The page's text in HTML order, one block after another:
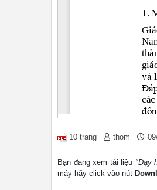
10 trang thom
Bạn đang xem tài liệu "Dạy
máy hãy click vào nút